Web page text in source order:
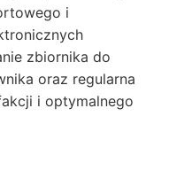
i
zbiornika do
oraz regularna
i optymalnego